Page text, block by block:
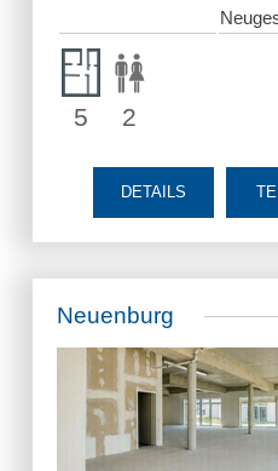
5 2
DETAILS
Neuenburg